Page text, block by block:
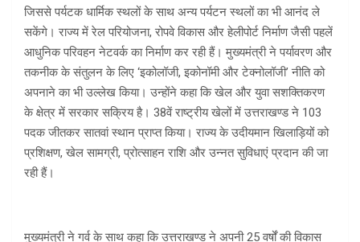
जिससे पर्यटक धार्मिक स्थलों के साथ अन्य पर्यटन स्थलों का भी आनंद ले
सकेंगे। राज्य में रेल परियोजना, रोपवे विकास और हेलीपोर्ट निर्माण जैसी पहलें
आधुनिक परिवहन नेटवर्क का निर्माण कर रही हैं। मुख्यमंत्री ने पर्यावरण और
तकनीक के संतुलन के लिए ‘इकोलॉजी, इकोनॉमी और टेक्नोलॉजी’ नीति को
अपनाने का भी उल्लेख किया। उन्होंने कहा कि खेल और युवा सशक्तिकरण
के क्षेत्र में सरकार सक्रिय है। 38वें राष्ट्रीय खेलों में उत्तराखण्ड ने 103
पदक जीतकर सातवां स्थान प्राप्त किया। राज्य के उदीयमान खिलाड़ियों को
प्रशिक्षण, खेल सामग्री, प्रोत्साहन राशि और उन्नत सुविधाएं प्रदान की जा
रही हैं।
मुख्यमंत्री ने गर्व के साथ कहा कि उत्तराखण्ड ने अपनी 25 वर्षों की विकास